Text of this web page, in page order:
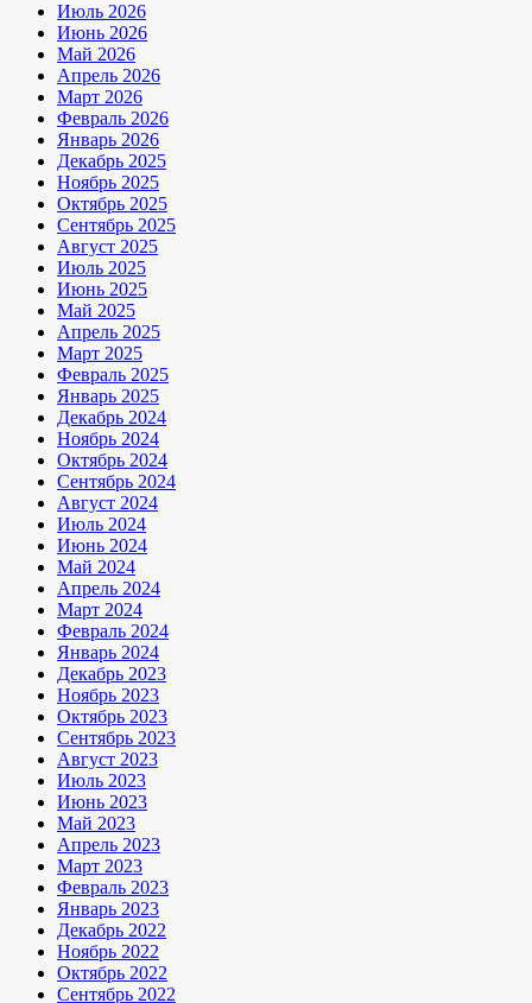
Июль 2026
Июнь 2026
Май 2026
Апрель 2026
Март 2026
Февраль 2026
Январь 2026
Декабрь 2025
Ноябрь 2025
Октябрь 2025
Сентябрь 2025
Август 2025
Июль 2025
Июнь 2025
Май 2025
Апрель 2025
Март 2025
Февраль 2025
Январь 2025
Декабрь 2024
Ноябрь 2024
Октябрь 2024
Сентябрь 2024
Август 2024
Июль 2024
Июнь 2024
Май 2024
Апрель 2024
Март 2024
Февраль 2024
Январь 2024
Декабрь 2023
Ноябрь 2023
Октябрь 2023
Сентябрь 2023
Август 2023
Июль 2023
Июнь 2023
Май 2023
Апрель 2023
Март 2023
Февраль 2023
Январь 2023
Декабрь 2022
Ноябрь 2022
Октябрь 2022
Сентябрь 2022